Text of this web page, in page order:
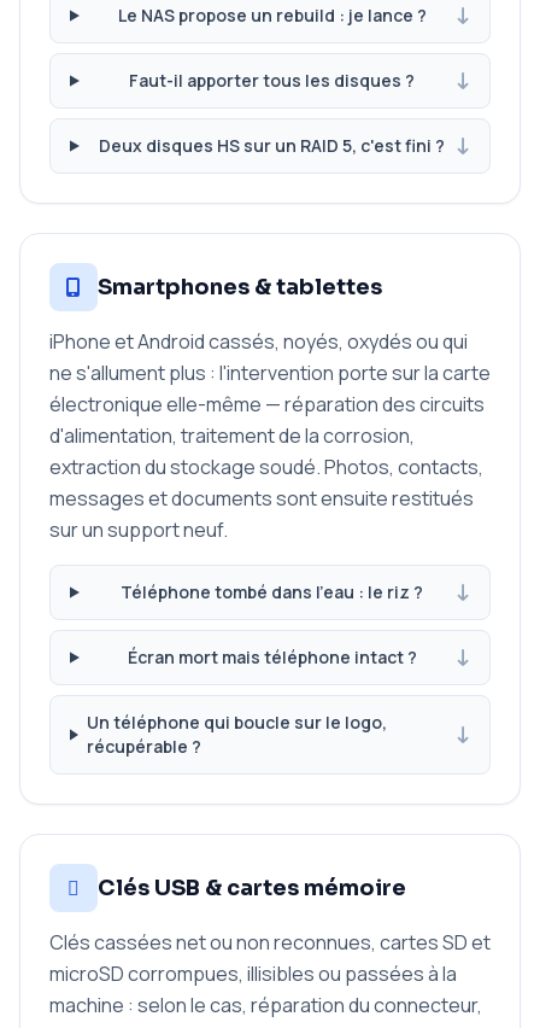
Le NAS propose un rebuild : je lance ?
Faut-il apporter tous les disques ?
Deux disques HS sur un RAID 5, c'est fini ?
Smartphones & tablettes
iPhone et Android cassés, noyés, oxydés ou qui
ne s'allument plus : l'intervention porte sur la carte
électronique elle-même — réparation des circuits
d'alimentation, traitement de la corrosion,
extraction du stockage soudé. Photos, contacts,
messages et documents sont ensuite restitués
sur un support neuf.
Téléphone tombé dans l'eau : le riz ?
Écran mort mais téléphone intact ?
Un téléphone qui boucle sur le logo,
récupérable ?
Clés USB & cartes mémoire
Clés cassées net ou non reconnues, cartes SD et
microSD corrompues, illisibles ou passées à la
machine : selon le cas, réparation du connecteur,